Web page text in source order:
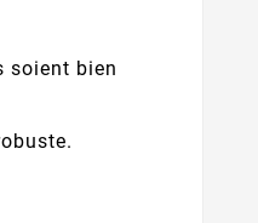
soient bien